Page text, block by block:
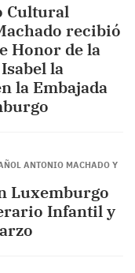
Cultural
recibió
Honor de la
la
la Embajada
ANTONIO MACHADO Y
Luxemburgo
Infantil y